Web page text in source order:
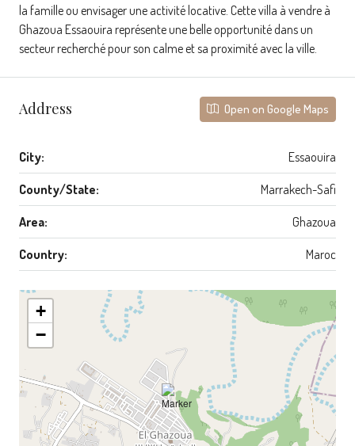
la famille ou envisager une activité locative. Cette villa à vendre à
Ghazoua Essaouira représente une belle opportunité dans un
secteur recherché pour son calme et sa proximité avec la ville.
Address Open on Google Maps
City: Essaouira
County/State: Marrakech-Safi
Area: Ghazoua
Country: Maroc
+
−